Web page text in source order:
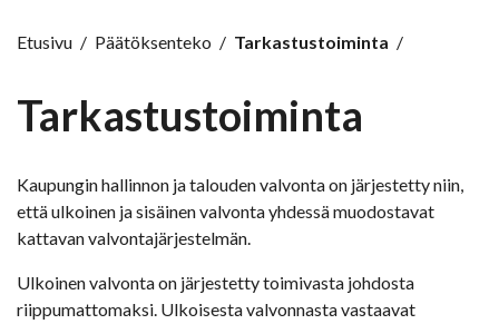
Etusivu / Päätöksenteko / Tarkastustoiminta /
Tarkastustoiminta
Kaupungin hallinnon ja talouden valvonta on järjestetty niin,
että ulkoinen ja sisäinen valvonta yhdessä muodostavat
kattavan valvontajärjestelmän.
Ulkoinen valvonta on järjestetty toimivasta johdosta
riippumattomaksi. Ulkoisesta valvonnasta vastaavat